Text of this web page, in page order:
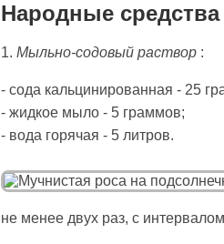
Народные
1. Мыльно-содовый раствор :
- сода кальцинированная - 25
- жидкое мыло - 5 граммов;
- вода горячая - 5 литров.
не менее двух раз, с